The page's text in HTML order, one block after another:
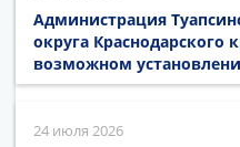
Администрация
округа Краснодарского
возможном
24 июля 2026